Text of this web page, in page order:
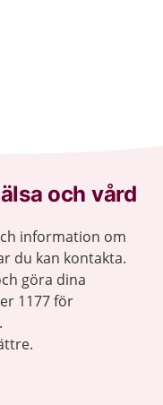
och vård
information om
du kan kontakta.
göra dina
1177 för